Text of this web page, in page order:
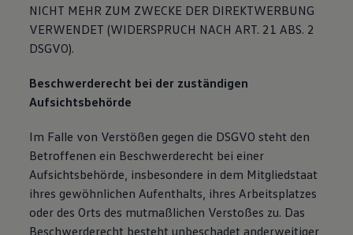
NICHT MEHR ZUM ZWECKE DER DIREKTWERBUNG
VERWENDET (WIDERSPRUCH NACH ART. 21 ABS. 2
DSGVO).
Beschwerderecht bei der zuständigen
Aufsichtsbehörde
Im Falle von Verstößen gegen die DSGVO steht den
Betroffenen ein Beschwerderecht bei einer
Aufsichtsbehörde, insbesondere in dem Mitgliedstaat
ihres gewöhnlichen Aufenthalts, ihres Arbeitsplatzes
oder des Orts des mutmaßlichen Verstoßes zu. Das
Beschwerderecht besteht unbeschadet anderweitiger